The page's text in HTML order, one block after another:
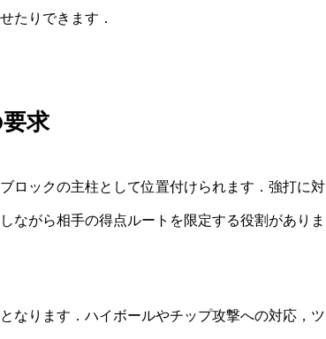
たりできます．
求
ロックの主柱として位置付けられます．強打に対
ながら相手の得点ルートを限定する役割がありま
なります．ハイボールやチップ攻撃への対応，ツ